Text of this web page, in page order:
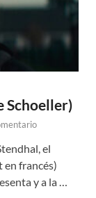
Schoeller)
el
francés)
y a la …